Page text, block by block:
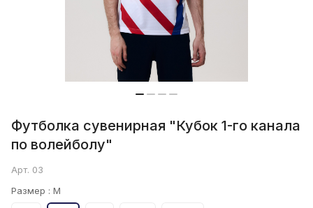
Футболка сувенирная "Кубок 1-го канала
по волейболу"
Арт. 03
Размер : M